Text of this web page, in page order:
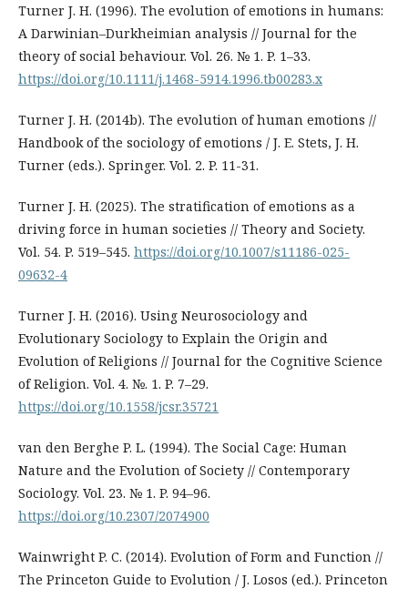
Turner J. H. (1996). The evolution of emotions in humans:
A Darwinian–Durkheimian analysis // Journal for the
theory of social behaviour. Vol. 26. № 1. P. 1–33.
https://doi.org/10.1111/j.1468-5914.1996.tb00283.x
Turner J. H. (2014b). The evolution of human emotions //
Handbook of the sociology of emotions / J. E. Stets, J. H.
Turner (eds.). Springer. Vol. 2. P. 11-31.
Turner J. H. (2025). The stratification of emotions as a
driving force in human societies // Theory and Society.
Vol. 54. P. 519–545. https://doi.org/10.1007/s11186-025-
09632-4
Turner J. H. (2016). Using Neurosociology and
Evolutionary Sociology to Explain the Origin and
Evolution of Religions // Journal for the Cognitive Science
of Religion. Vol. 4. №. 1. P. 7–29.
https://doi.org/10.1558/jcsr.35721
van den Berghe P. L. (1994). The Social Cage: Human
Nature and the Evolution of Society // Contemporary
Sociology. Vol. 23. № 1. P. 94–96.
https://doi.org/10.2307/2074900
Wainwright P. C. (2014). Evolution of Form and Function //
The Princeton Guide to Evolution / J. Losos (ed.). Princeton